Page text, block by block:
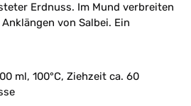
Erdnuss. Im Mund verbreiten
von Salbei. Ein
ml, 100°C, Ziehzeit ca. 60